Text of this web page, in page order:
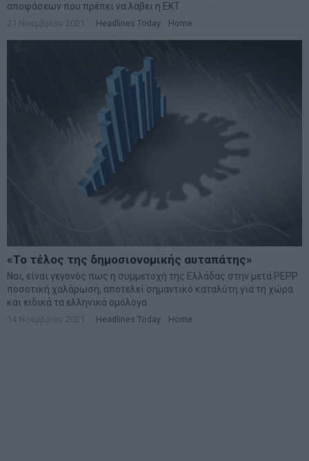
αποφάσεων που πρέπει να λάβει η ΕΚΤ
21 Νοεμβρίου 2021 Headlines Today Home
«Το τέλος της δημοσιονομικής αυταπάτης»
Ναι, είναι γεγονός πως η συμμετοχή της Ελλάδας στην μετά PEPP
ποσοτική χαλάρωση, αποτελεί σημαντικό καταλύτη για τη χώρα
και ειδικά τα ελληνικά ομόλογα
14 Νοεμβρίου 2021 Headlines Today Home